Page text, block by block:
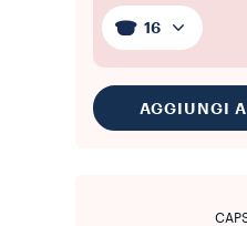
16
AGGIUNGI